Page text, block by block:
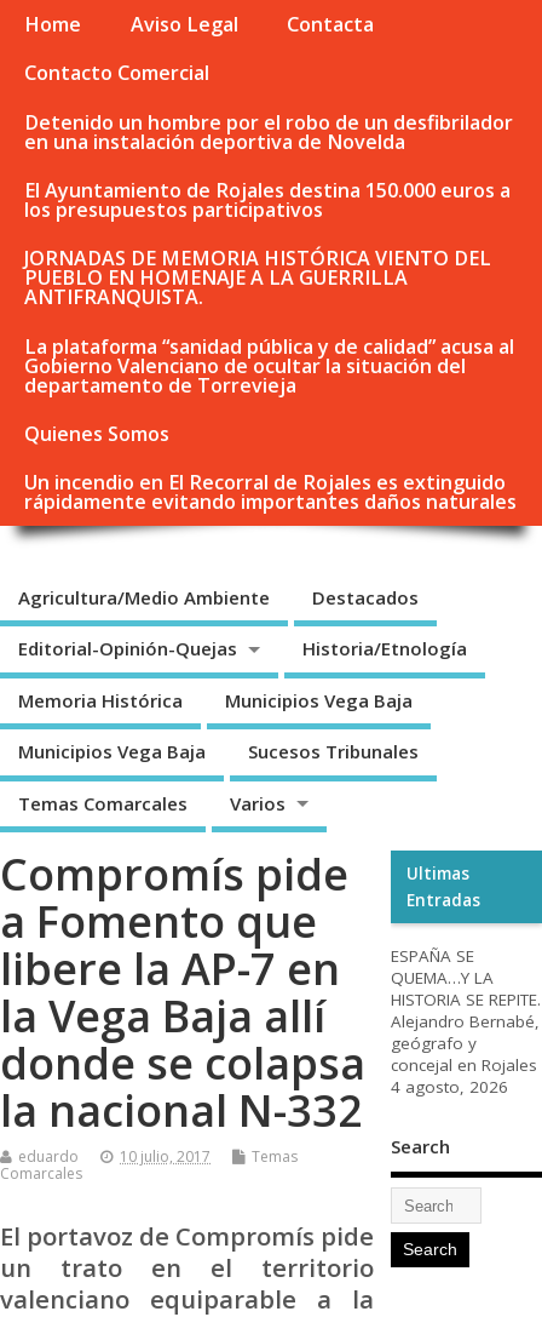
Home Aviso Legal
Contacta
Contacto Comercial
Detenido un hombre por el robo de un desfibrilador
en una instalación deportiva de Novelda
El Ayuntamiento de Rojales destina 150.000 euros a
los presupuestos participativos
JORNADAS DE MEMORIA HISTÓRICA VIENTO DEL
PUEBLO EN HOMENAJE A LA GUERRILLA
ANTIFRANQUISTA.
La plataforma “sanidad pública y de calidad” acusa al
Gobierno Valenciano de ocultar la situación del
departamento de Torrevieja
Quienes Somos
Un incendio en El Recorral de Rojales es extinguido
rápidamente evitando importantes daños naturales
Agricultura/Medio Ambiente Destacados
Editorial-Opinión-Quejas Historia/Etnología
Memoria Histórica Municipios Vega Baja
Municipios Vega Baja Sucesos Tribunales
Temas Comarcales Varios
Compromís pide
a Fomento que
libere la AP-7 en
la Vega Baja allí
donde se colapsa
la nacional N-332
eduardo 10 julio, 2017
Temas
Comarcales
El portavoz de Compromís pide
un trato en el territorio
valenciano equiparable a la
Ultimas
Entradas
ESPAÑA SE
QUEMA…Y LA
HISTORIA SE REPITE.
Alejandro Bernabé,
geógrafo y
concejal en Rojales
4 agosto, 2026
Search